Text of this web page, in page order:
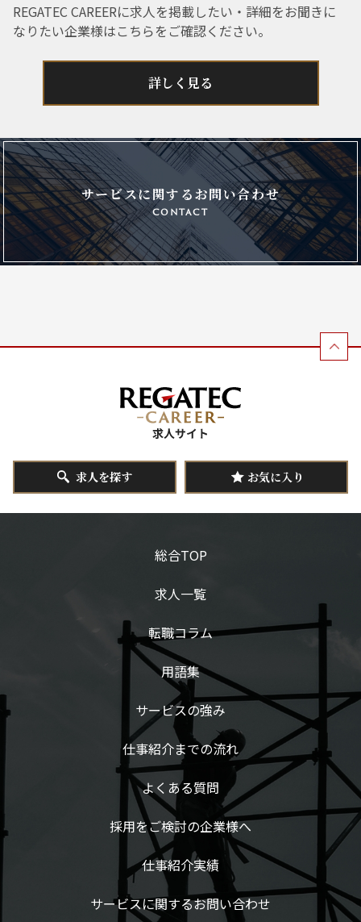
REGATEC CAREERに求人を掲載したい・詳細をお聞きに
なりたい企業様はこちらをご確認ください。
詳しく見る
サービスに関するお問い合わせ
contact
求人を探す お気に入り
総合TOP
求人一覧
転職コラム
用語集
サービスの強み
仕事紹介までの流れ
よくある質問
採用をご検討の企業様へ
仕事紹介実績
サービスに関するお問い合わせ